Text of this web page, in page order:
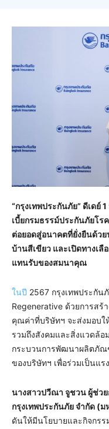
“กรุงเทพประกันภัย” ดีเดย์
เบี้ยกรมธรรม์ประกันภัยโร
ต่อยอดสู่อนาคตที่ยั่งยืนด้วย
บ้านสีเขียว และเปิดทางเลื
แทนรับของสมนาคุณ
ในปี 2567 กรุงเทพประกั
Regenerative ด้วยการสร้
คุณค่าที่บริษัทฯ จะส่งมอบใ
รวมถึงสังคมและสิ่งแวดล้อ
กระบวนการพัฒนาผลิตภัณ
ของบริษัทฯ เพื่อร่วมเป็นแ
นางสาวปวีณา จูชวน ผู้ช่ว
กรุงเทพประกันภัย จำกัด (
ดันให้มีนโยบายและกิจกร